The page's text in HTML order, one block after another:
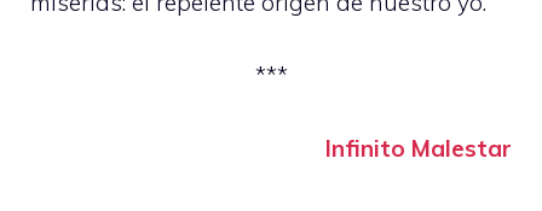
***
Infinito Malestar